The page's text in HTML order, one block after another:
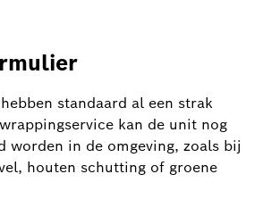
standaard al een strak
kan de unit nog
worden in de omgeving, zoals bij
houten schutting of groene